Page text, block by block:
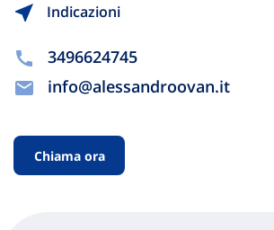
Indicazioni
3496624745
info@alessandroovan.it
Chiama ora